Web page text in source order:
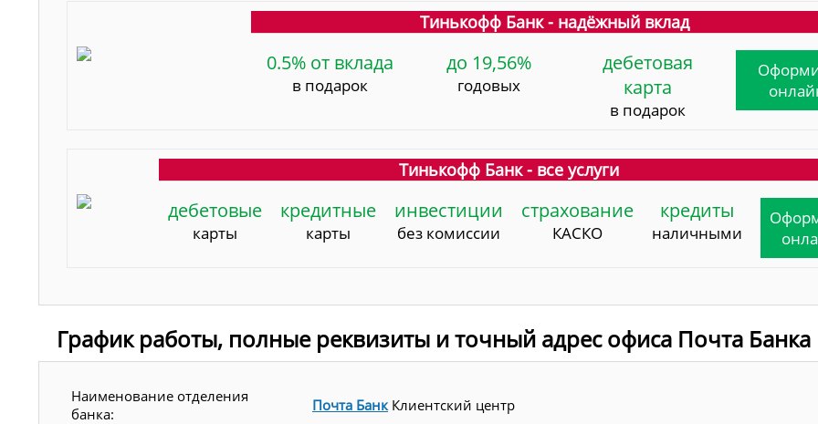
Тинькофф Банк - надёжный вклад
0.5% от вклада
в подарок
до 19,56%
годовых
дебетовая
карта
в подарок
Тинькофф Банк - все услуги
дебетовые
карты
кредитные
карты
инвестиции
без комиссии
страхование
КАСКО
кредиты
наличными
График работы, полные реквизиты и точный адрес офиса Почта Банка
Наименование отделения
банка:
Почта Банк Клиентский центр